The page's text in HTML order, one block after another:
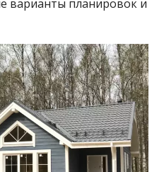
варианты планировок и